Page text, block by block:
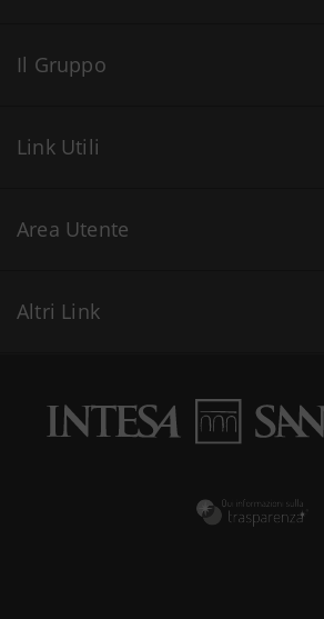
Il Gruppo
Link Utili
Area Utente
Altri Link